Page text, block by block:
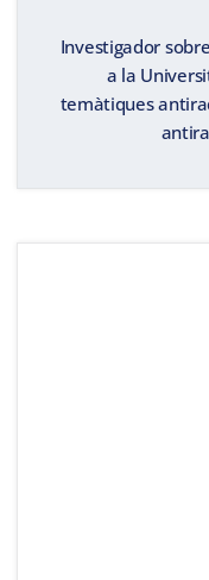
Investigador
a la
temàtiques